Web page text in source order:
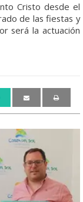
Cristo desde el
de las fiestas y
será la actuación